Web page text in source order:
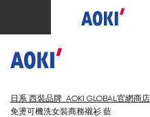
日系 西裝品牌 AOKI GLOBAL官網商店
免燙可機洗女裝商務襯衫 藍
購物車